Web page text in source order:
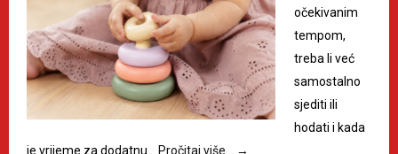
očekivanim
tempom,
treba li već
samostalno
sjediti ili
hodati i kada
je vrijeme za dodatnu… Pročitaj više… →